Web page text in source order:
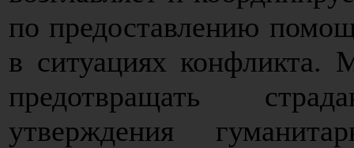
по предоставлению
в ситуациях
предотвращать
утверждения